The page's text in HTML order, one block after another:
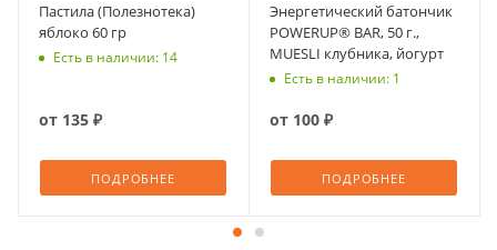
Пастила (Полезнотека)
яблоко 60 гр
Есть в наличии: 14
от 135 ₽
ПОДРОБНЕЕ
Энергетический батончик
POWERUP® BAR, 50 г.,
MUESLI клубника, йогурт
Есть в наличии: 1
от 100 ₽
ПОДРОБНЕЕ